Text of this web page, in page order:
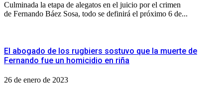
Culminada la etapa de alegatos en el juicio por el crimen
de Fernando Báez Sosa, todo se definirá el próximo 6 de...
El abogado de los rugbiers sostuvo que la muerte de
Fernando fue un homicidio en riña
26 de enero de 2023